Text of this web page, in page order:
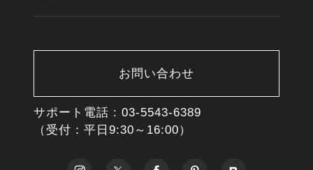
お問い合わせ
サポート電話 : 03-5543-6389
（受付：平日9:30～16:00）